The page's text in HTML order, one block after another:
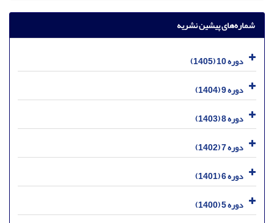
شماره‌های پیشین نشریه
دوره 10 (1405)
دوره 9 (1404)
دوره 8 (1403)
دوره 7 (1402)
دوره 6 (1401)
دوره 5 (1400)